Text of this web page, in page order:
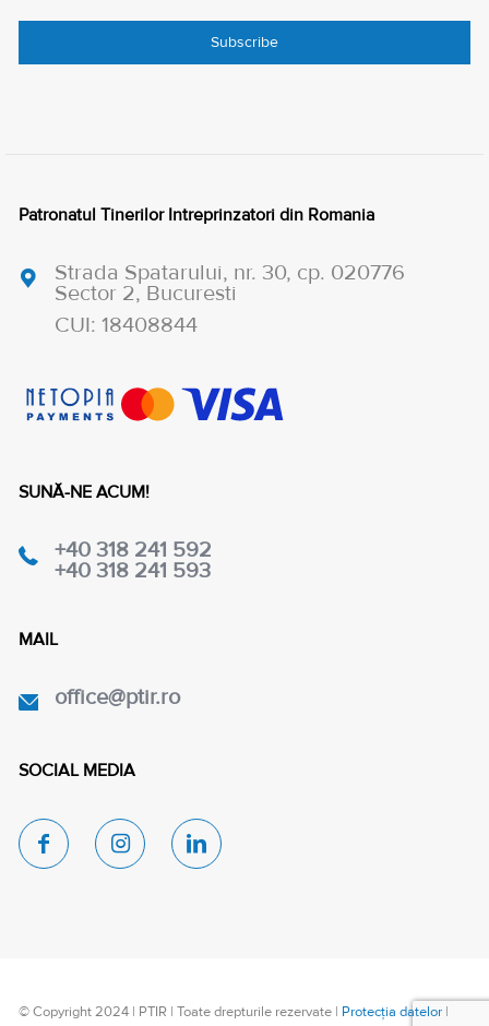
Patronatul Tinerilor Intreprinzatori din Romania
Strada Spatarului, nr. 30, cp. 020776
Sector 2, Bucuresti
CUI: 18408844
SUNĂ-NE ACUM!
+40 318 241 592
+40 318 241 593
MAIL
office@ptir.ro
SOCIAL MEDIA
© Copyright 2024 | PTIR | Toate drepturile rezervate | Protecția datelor |